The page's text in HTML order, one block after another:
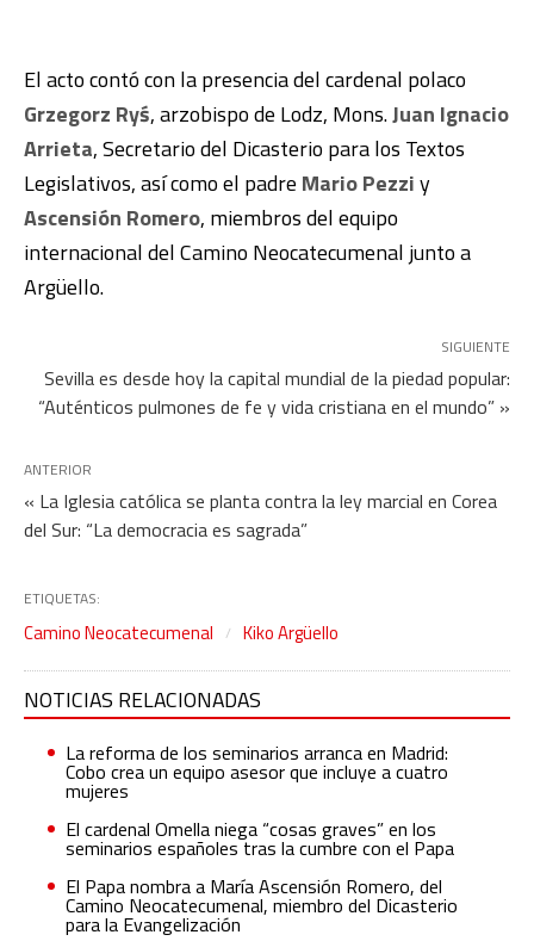
El acto contó con la presencia del cardenal polaco
Grzegorz Ryś, arzobispo de Lodz, Mons.Juan Ignacio
Arrieta, Secretario del Dicasterio para los Textos
Legislativos, así como el padre Mario Pezziy
Ascensión Romero, miembros del equipo
internacional del Camino Neocatecumenal junto a
Argüello.
SIGUIENTE
Sevilla es desde hoy la capital mundial de la piedad popular:
“Auténticos pulmones de fe y vida cristiana en el mundo” »
ANTERIOR
« La Iglesia católica se planta contra la ley marcial en Corea
del Sur: “La democracia es sagrada”
ETIQUETAS:
Camino Neocatecumenal Kiko Argüello
NOTICIAS RELACIONADAS
La reforma de los seminarios arranca en Madrid:
Cobo crea un equipo asesor que incluye a cuatro
mujeres
El cardenal Omella niega “cosas graves” en los
seminarios españoles tras la cumbre con el Papa
El Papa nombra a María Ascensión Romero, del
Camino Neocatecumenal, miembro del Dicasterio
para la Evangelización